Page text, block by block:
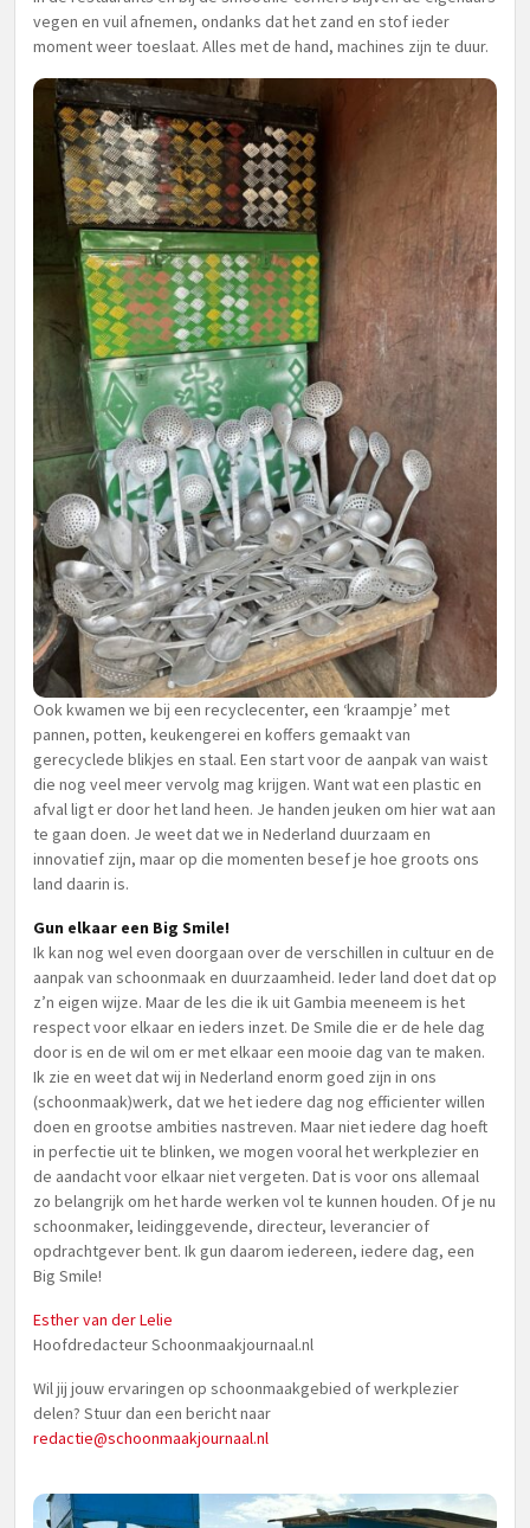
vegen en vuil afnemen, ondanks dat het zand en stof ieder
moment weer toeslaat. Alles met de hand, machines zijn te duur.
Ook kwamen we bij een recyclecenter, een ‘kraampje’ met
pannen, potten, keukengerei en koffers gemaakt van
gerecyclede blikjes en staal. Een start voor de aanpak van waist
die nog veel meer vervolg mag krijgen. Want wat een plastic en
afval ligt er door het land heen. Je handen jeuken om hier wat aan
te gaan doen. Je weet dat we in Nederland duurzaam en
innovatief zijn, maar op die momenten besef je hoe groots ons
land daarin is.
Gun elkaar een Big Smile!
Ik kan nog wel even doorgaan over de verschillen in cultuur en de
aanpak van schoonmaak en duurzaamheid. Ieder land doet dat op
z’n eigen wijze. Maar de les die ik uit Gambia meeneem is het
respect voor elkaar en ieders inzet. De Smile die er de hele dag
door is en de wil om er met elkaar een mooie dag van te maken.
Ik zie en weet dat wij in Nederland enorm goed zijn in ons
(schoonmaak)werk, dat we het iedere dag nog efficienter willen
doen en grootse ambities nastreven. Maar niet iedere dag hoeft
in perfectie uit te blinken, we mogen vooral het werkplezier en
de aandacht voor elkaar niet vergeten. Dat is voor ons allemaal
zo belangrijk om het harde werken vol te kunnen houden. Of je nu
schoonmaker, leidinggevende, directeur, leverancier of
opdrachtgever bent. Ik gun daarom iedereen, iedere dag, een
Big Smile!
Esther van der Lelie
Hoofdredacteur Schoonmaakjournaal.nl
Wil jij jouw ervaringen op schoonmaakgebied of werkplezier
delen? Stuur dan een bericht naar
redactie@schoonmaakjournaal.nl